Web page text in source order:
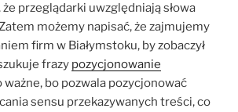
przeglądarki uwzględniają słowa
możemy napisać, że zajmujemy
firm w Białymstoku, by zobaczył
frazy pozycjonowanie
ważne, bo pozwala pozycjonować
sensu przekazywanych treści, co